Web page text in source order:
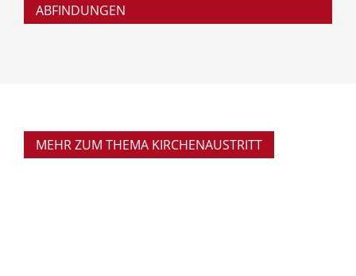
ABFINDUNGEN
MEHR ZUM THEMA KIRCHENAUSTRITT